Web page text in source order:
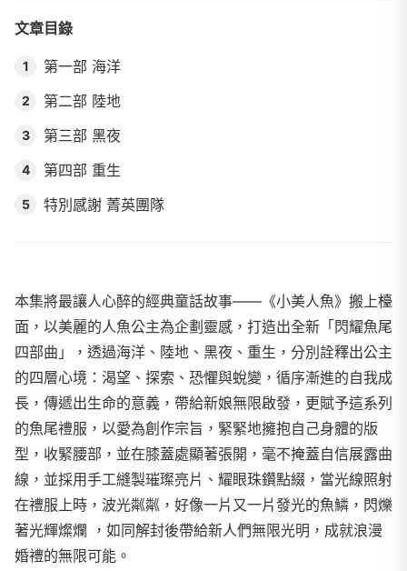
文章目錄
1 第一部 海洋
2 第二部 陸地
3 第三部 黑夜
4 第四部 重生
5 特別感謝 菁英團隊
本集將最讓人心醉的經典童話故事——《小美人魚》搬上檯
面，以美麗的人魚公主為企劃靈感，打造出全新「閃耀魚尾
四部曲」，透過海洋、陸地、黑夜、重生，分別詮釋出公主
的四層心境：渴望、探索、恐懼與蛻變，循序漸進的自我成
長，傳遞出生命的意義，帶給新娘無限啟發，更賦予這系列
的魚尾禮服，以愛為創作宗旨，緊緊地擁抱自己身體的版
型，收緊腰部，並在膝蓋處顯著張開，毫不掩蓋自信展露曲
線，並採用手工縫製璀璨亮片、耀眼珠鑽點綴，當光線照射
在禮服上時，波光粼粼，好像一片又一片發光的魚鱗，閃爍
著光輝燦爛 ，如同解封後帶給新人們無限光明，成就浪漫
婚禮的無限可能。